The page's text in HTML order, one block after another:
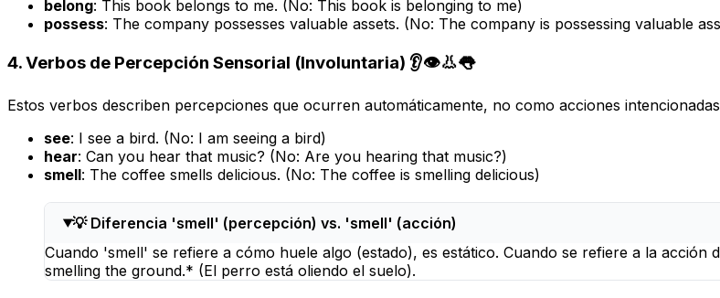
belong: This book belongs to me. (No: This book is belonging to me)
possess: The company possesses valuable assets. (No: The company is possessing valuable
4. Verbos de Percepción Sensorial (Involuntaria) 👂👁️👃👅
Estos verbos describen percepciones que ocurren automáticamente, no como acciones
see: I see a bird. (No: I am seeing a bird)
hear: Can you hear that music? (No: Are you hearing that music?)
smell: The coffee smells delicious. (No: The coffee is smelling delicious)
💡 Diferencia 'smell' (percepción) vs. 'smell' (acción)
Cuando 'smell' se refiere a cómo huele algo (estado), es estático. Cuando se refiere a la
smelling the ground.* (El perro está oliendo el suelo).